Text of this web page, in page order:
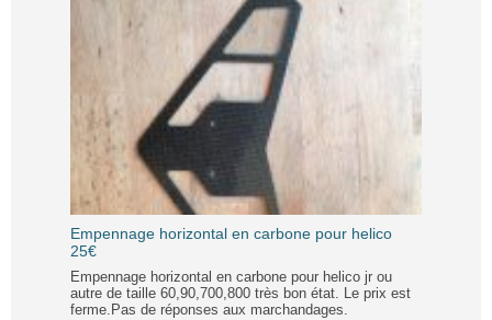
Empennage horizontal en carbone pour helico
25€
Empennage horizontal en carbone pour helico jr ou
autre de taille 60,90,700,800 très bon état. Le prix est
ferme.Pas de réponses aux marchandages.